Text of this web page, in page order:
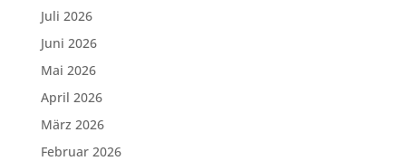
Juli 2026
Juni 2026
Mai 2026
April 2026
März 2026
Februar 2026